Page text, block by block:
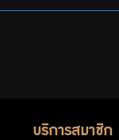
บริการสมาชิก